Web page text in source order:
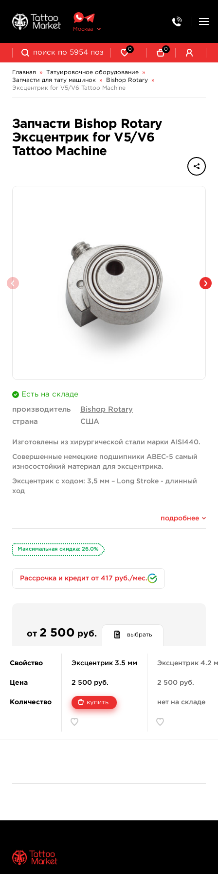
Москва
0 0
Главная » Татуировочное оборудование
»
Запчасти для тату машинок
» Bishop Rotary
»
Эксцентрик for V5/V6 Tattoo Machine
Запчасти Bishop Rotary
Эксцентрик for V5/V6
Tattoo Machine
Есть на складе
производитель
Bishop Rotary
страна
США
Изготовлены из хирургической стали марки AISI440.
Совершенные немецкие подшипники ABEC-5 самый
износостойкий материал для эксцентрика.
Эксцентрик с ходом: 3,5 мм – Long Stroke - длинный
ход
• Идеальная машина для наложения цветов, особенно
• Красит как маркер традиционные татуировки и
• Отличные, четкие контура
игл, более мощный вариант
по кожу
подробнее
Максимальная скидка: 26.0%
Рассрочка и кредит от 417 руб./мес.
от 2 500 руб. выбрать
Свойство
Цена
Количество
Эксцентрик 3.5 мм
2 500 руб.
купить
Эксцентрик 4.2
2 500 руб.
нет на складе